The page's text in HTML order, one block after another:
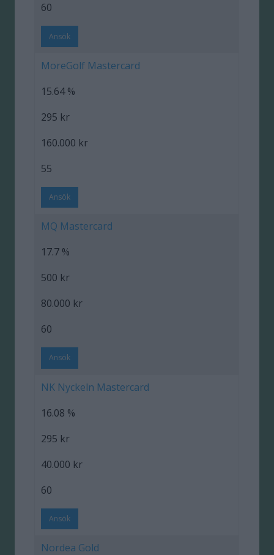
60
Ansök
MoreGolf Mastercard
15.64 %
295 kr
160.000 kr
55
Ansök
MQ Mastercard
17.7 %
500 kr
80.000 kr
60
Ansök
NK Nyckeln Mastercard
16.08 %
295 kr
40.000 kr
60
Ansök
Nordea Gold